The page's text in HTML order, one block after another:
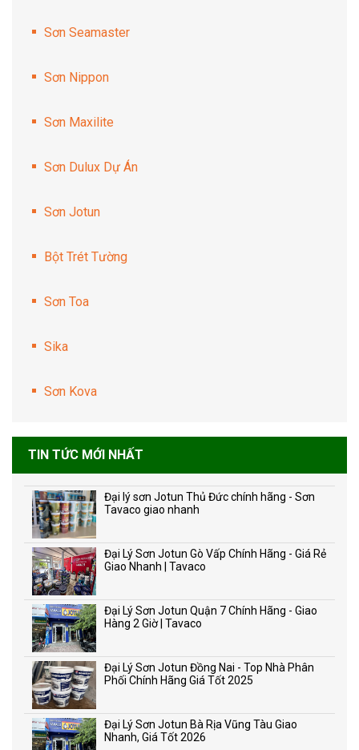
Sơn Seamaster
Sơn Nippon
Sơn Maxilite
Sơn Dulux Dự Án
Sơn Jotun
Bột Trét Tường
Sơn Toa
Sika
Sơn Kova
TIN TỨC MỚI NHẤT
Đại lý sơn Jotun Thủ Đức chính hãng - Sơn
Tavaco giao nhanh
Đại Lý Sơn Jotun Gò Vấp Chính Hãng - Giá Rẻ
Giao Nhanh | Tavaco
Đại Lý Sơn Jotun Quận 7 Chính Hãng - Giao
Hàng 2 Giờ | Tavaco
Đại Lý Sơn Jotun Đồng Nai - Top Nhà Phân
Phối Chính Hãng Giá Tốt 2025
Đại Lý Sơn Jotun Bà Rịa Vũng Tàu Giao
Nhanh, Giá Tốt 2026